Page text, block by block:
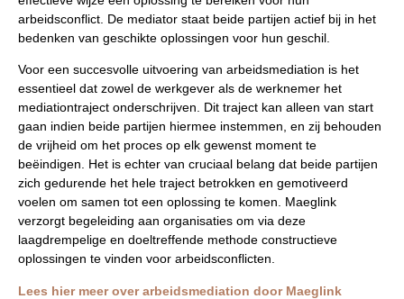
arbeidsconflict. De mediator staat beide partijen actief bij in het
bedenken van geschikte oplossingen voor hun geschil.
Voor een succesvolle uitvoering van arbeidsmediation is het
essentieel dat zowel de werkgever als de werknemer het
mediationtraject onderschrijven. Dit traject kan alleen van start
gaan indien beide partijen hiermee instemmen, en zij behouden
de vrijheid om het proces op elk gewenst moment te
beëindigen. Het is echter van cruciaal belang dat beide partijen
zich gedurende het hele traject betrokken en gemotiveerd
voelen om samen tot een oplossing te komen. Maeglink
verzorgt begeleiding aan organisaties om via deze
laagdrempelige en doeltreffende methode constructieve
oplossingen te vinden voor arbeidsconflicten.
Lees hier meer over arbeidsmediation door Maeglink